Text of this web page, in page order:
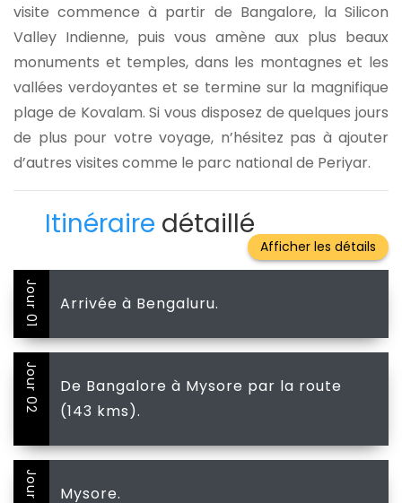
visite commence à partir de Bangalore, la Silicon
Valley Indienne, puis vous amène aux plus beaux
monuments et temples, dans les montagnes et les
vallées verdoyantes et se termine sur la magnifique
plage de Kovalam. Si vous disposez de quelques jours
de plus pour votre voyage, n’hésitez pas à ajouter
d’autres visites comme le parc national de Periyar.
Itinéraire détaillé
Jour 01 Arrivée à Bengaluru.
Jour 02
De Bangalore à Mysore par la route
(143 kms).
Mysore.